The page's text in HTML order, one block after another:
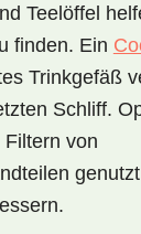
Teelöffel
finden. Ein
Trinkgefäß
Schliff.
von